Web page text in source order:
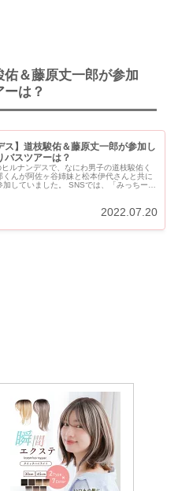
佑＆藤原丈一郎が参加
は？
ス】道枝駿佑＆藤原丈一郎が参加し
バスツアーは？
ルナンデスで、なにわ男子の道枝駿佑く
くんが阿佐ヶ谷姉妹と松本伊代さんと共に
した。 SNSでは、「みっちーと
2022.07.20